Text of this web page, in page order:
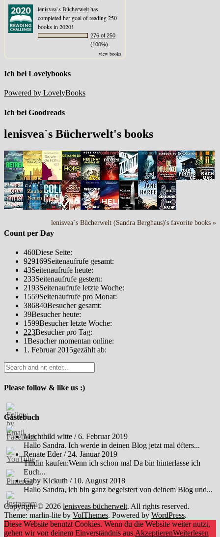
lenisvea`s Bücherwelthas
completed her goal of reading 250
books in 2020!
276 of 250
(100%)
view books
Ich bei Lovelybooks
Powered by LovelyBooks
Ich bei Goodreads
lenisvea`s Bücherwelt's books
lenisvea`s Bücherwelt (Sandra Berghaus)'s favorite books »
Count per Day
460Diese Seite:
929169Seitenaufrufe gesamt:
43Seitenaufrufe heute:
233Seitenaufrufe gestern:
2193Seitenaufrufe letzte Woche:
1559Seitenaufrufe pro Monat:
386840Besucher gesamt:
39Besucher heute:
1599Besucher letzte Woche:
223Besucher pro Tag:
1Besucher momentan online:
1. Februar 2015gezählt ab:
Please follow & like us :)
Gästebuch
Mechthild witte /6. Februar 2019
Hallo Sandra. Ich werde in deinen Blog jetzt mal öfters...
Renate Eder/24. Januar 2019
Tilidin kaufen:Wenn ich schon mal Da bin hinterlasse ich
Euch...
Gaby Kickuth / 10. August 2018
Hallo Sandra, ich bin ganz begeistert von deinem Blog und...
Copyright © 2026 lenisveas bücherwelt. All rights reserved.
Theme: marlin-lite by VolThemes. Powered by WordPress.
Diese Website benutzt Cookies. Wenn du die Website weiter nutzt,
gehen wir von deinem Einverständnis aus.AkzeptierenWeiterlesen